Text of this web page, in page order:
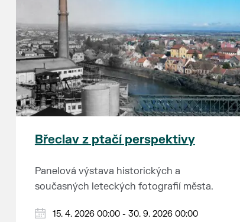
Břeclav z ptačí perspektivy
Panelová výstava historických a
současných leteckých fotografií města.
15. 4. 2026 00:00 - 30. 9. 2026 00:00